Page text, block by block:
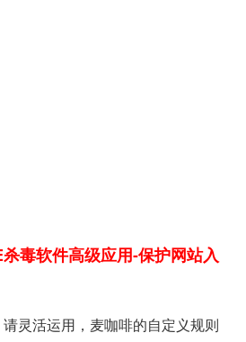
毒软件高级应用-保护网站入
灵活运用，麦咖啡的自定义规则